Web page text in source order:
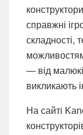
справжні
складності,
— від
викликають
На сайті